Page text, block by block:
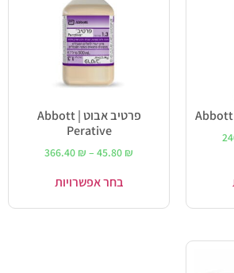
פרטיב אבוט | Abbott
Perative
45.80 ₪
–
366.40 ₪
בחר אפשרויות